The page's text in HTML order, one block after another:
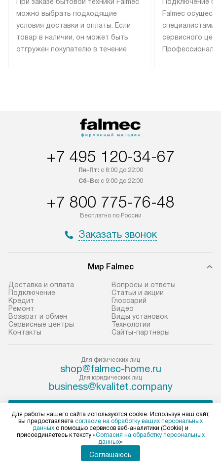
При заказе бытовой техники Falmec
можно выбрать подходящие
условия доставки и оплаты. Если
товар в наличии, он может быть
отгружен покупателю в течение
Подключение
Falmec
специалистами
сервисного
+7 495 120-34-67
Пн-Пт:с 8:00 до 22:00
Сб-Вс:с 9:00 до 22:00
+7 800 775-76-48
Бесплатно по России
Заказать звонок
Мир Falmec
Доставка и оплата
Подключение
Кредит
Ремонт
Возврат и обмен
Сервисные центры
Контакты
Вопросы и ответы
Статьи и акции
Глоссарий
Видео
Виды установок
Технологии
Сайты-партнеры
Для физических лиц
shop@falmec-home.ru
Для юридических лиц
business@kvalitet.company
Политика конфиденциальности
Условия продажи
Карта сайта
Для работы нашего сайта используются cookie. Используя наш сайт,
вы предоставляете согласие на обработку ваших персональных
данных с помощью сервисов веб-аналитики (Cookie) и
присоединяетесь к тексту «Согласия на обработку персональных
данных»
Соглашаюсь